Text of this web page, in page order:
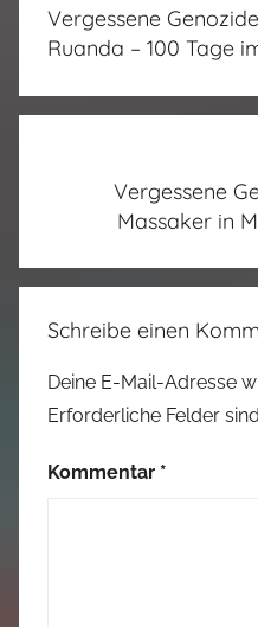
Vergessene
Ruanda – 100 Tage
Vergessene
Massaker in
Schreibe einen
Deine E-Mail-Adresse
Erforderliche Felder
Kommentar *